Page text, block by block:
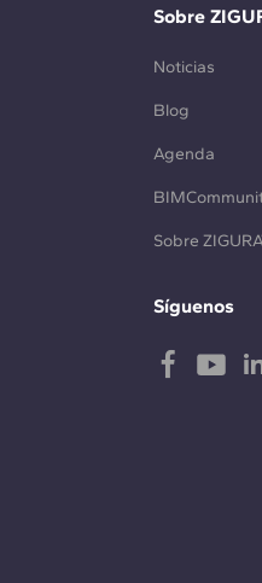
Sobre
Noticias
Blog
Agenda
Sobre
Síguenos